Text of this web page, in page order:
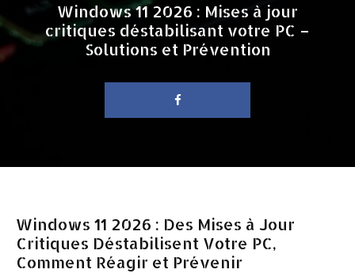
Windows 11 2026 : Mises à jour
critiques déstabilisant votre PC –
Solutions et Prévention
Windows 11 2026 : Des Mises à Jour
Critiques Déstabilisent Votre PC,
Comment Réagir et Prévenir